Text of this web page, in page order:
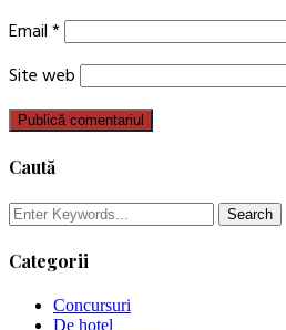
Email *
Site web
Caută
Categorii
Concursuri
De hotel